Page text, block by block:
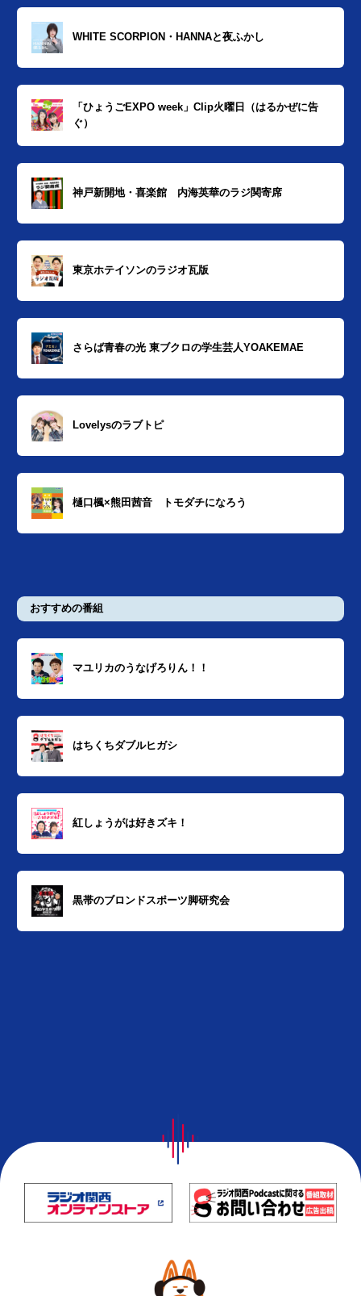
WHITE SCORPION・HANNAと夜ふかし
「ひょうごEXPO week」Clip火曜日（はるかぜに告
ぐ）
神戸新開地・喜楽館 内海英華のラジ関寄席
東京ホテイソンのラジオ瓦版
さらば青春の光 東ブクロの学生芸人YOAKEMAE
Lovelysのラブトピ
樋口楓×熊田茜音 トモダチになろう
おすすめの番組
マユリカのうなげろりん！！
はちくちダブルヒガシ
紅しょうがは好きズキ！
黒帯のブロンドスポーツ脚研究会